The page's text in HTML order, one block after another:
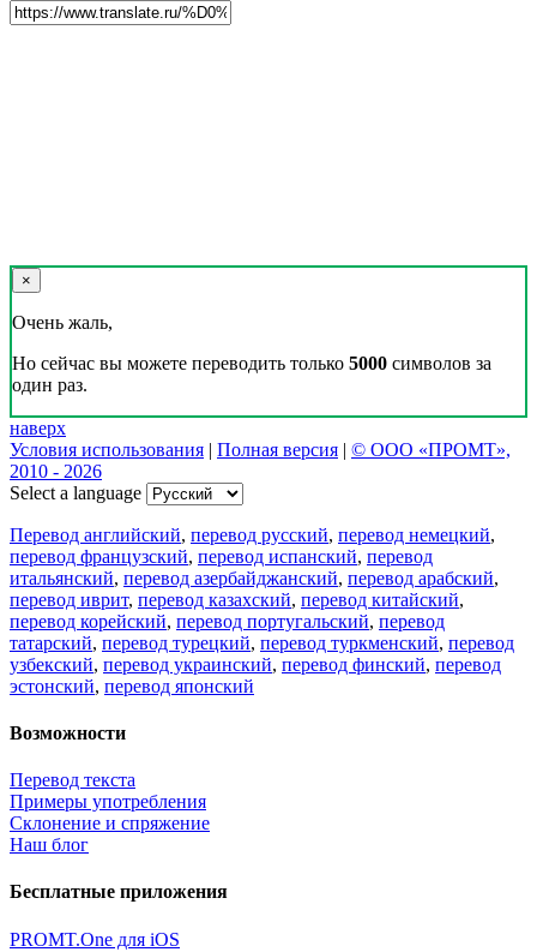
×
Очень жаль,
Но сейчас вы можете переводить только 5000 символов за
один раз.
наверх
Условия использования | Полная версия | © ООО «ПРОМТ»,
2010 - 2026
Select a language
Перевод английский, перевод русский, перевод немецкий,
перевод французский, перевод испанский, перевод
итальянский, перевод азербайджанский, перевод арабский,
перевод иврит, перевод казахский, перевод китайский,
перевод корейский, перевод португальский, перевод
татарский, перевод турецкий, перевод туркменский, перевод
узбекский, перевод украинский, перевод финский, перевод
эстонский, перевод японский
Возможности
Перевод текста
Примеры употребления
Склонение и спряжение
Наш блог
Бесплатные приложения
PROMT.One для iOS